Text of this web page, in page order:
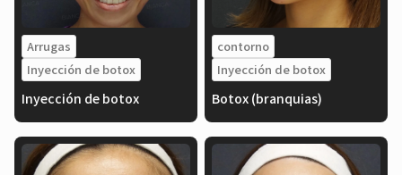
Arrugas
Inyección de botox
Inyección de botox
contorno
Inyección de botox
Botox (branquias)